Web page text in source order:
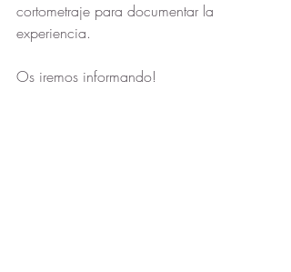
cortometraje para documentar la
experiencia.
Os iremos informando!